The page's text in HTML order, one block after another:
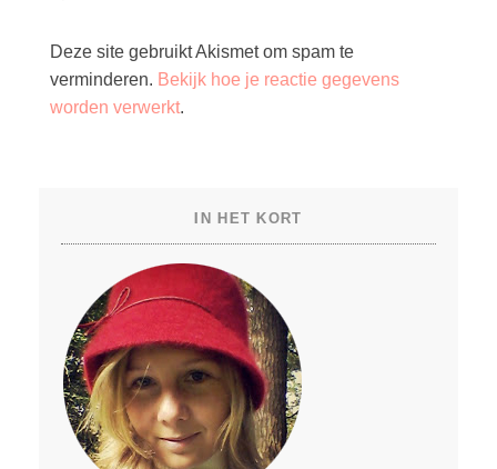
Deze site gebruikt Akismet om spam te
verminderen. Bekijk hoe je reactie gegevens
worden verwerkt.
IN HET KORT